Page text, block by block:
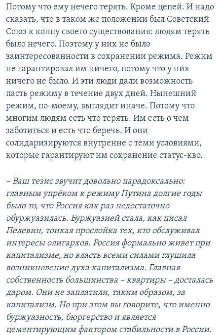
Потому что ему нечего терять. Кроме цепей. И надо
сказать, что в таком же положении был Советский
Союз к концу своего существования: людям терять
было нечего. Поэтому у них не было
заинтересованности в сохранении режима. Режим
не гарантировал им ничего, потому что у них
ничего не было. И эти люди дали возможность
пасть режиму в течение двух дней. Нынешний
режим, по-моему, выглядит иначе. Потому что
многим людям есть что терять. Им есть о чем
заботиться и есть что беречь. И они
солидаризируются внутренне с теми условиями,
которые гарантируют им сохранение статус-кво.
– Ваш тезис звучит довольно парадоксально:
главным упрёком к режиму Путина долгие годы
было то, что Россия как раз недостаточно
обуржуазилась. Буржуазией стала, как писал
Пелевин, тонкая прослойка тех, кто обслуживал
интересы олигархов. Россия формально живет при
капитализме, но власть всеми силами глушила
возникновение духа капитализма. Главная
собственность большинства – квартиры – досталась
даром. Они не заплатили, таким образом, за
капитализм. Но при этом вы говорите, что именно
буржуазность, бюргерство и является
цементирующим фактором стабильности в России.